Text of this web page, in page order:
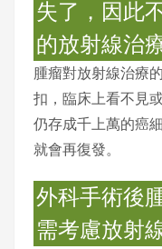
失了，因此
的放射線治
腫瘤對放射線治療
扣，臨床上看不見
仍存成千上萬的癌
就會再復發。
外科手術後
需考慮放射